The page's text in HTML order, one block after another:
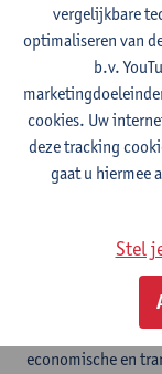
LinkedIn
Google
ORCID
Joris Beckers is
Logistiek aan het
Economie van de
richt zich op het
economische en
vergelijkbare
optimaliseren van
b.v.
cookies. Uw
deze tracking
gaat u hiermee
Stel